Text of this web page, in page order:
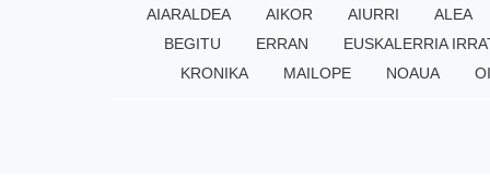
AIARALDEA AIKOR AIURRI
ALEA
BEGITU
ERRAN
EUSKALERRIA
KRONIKA
MAILOPE NOAUA